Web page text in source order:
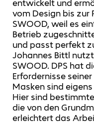
entwickelt und
vom Design bis zur
SWOOD, weil es
Betrieb
und passt perfekt
Johannes Bittl
SWOOD. DPS hat
Erfordernisse
Masken sind
Hier sind
die von den
erleichtert das